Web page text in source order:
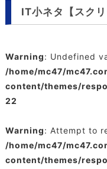
IT小ネタ【スクリ
Warning: Undefined
/home/mc47/
content/themes/
22
Warning: Attempt to
/home/mc47/
content/themes/